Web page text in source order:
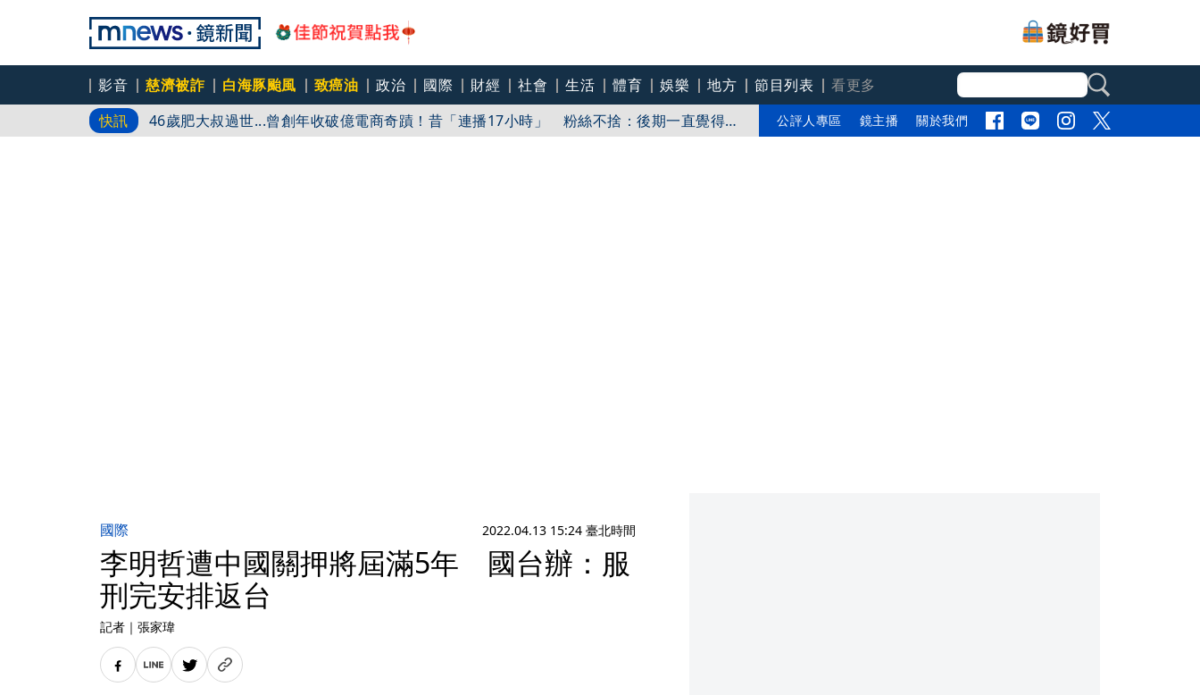
影音 慈濟被詐 白海豚颱風 致癌油 政治 國際 財經 社會 生活 體育 娛樂 地方 節目列表
看更多
快訊
國民黨不讓了！推AI發言人「鄭小文」 外觀神似鄭麗文
46歲肥大叔過世...曾創年收破億電商奇蹟！昔「連播17小時」 粉絲不捨：後期一直覺得不
對勁
真相大白！慈濟購疫苗遭詐10億 陳時中遺憾被抹黑：不實指控的人應道歉 公評人專區 鏡主播 關於我們
國際 2022.04.13 15:24 臺北時間
李明哲遭中國關押將屆滿5年 國台辦：服
刑完安排返台
記者 ｜ 張家瑋